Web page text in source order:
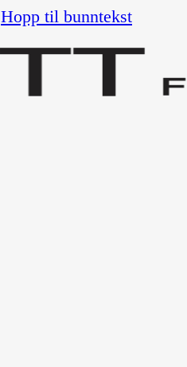
Hopp til bunntekst